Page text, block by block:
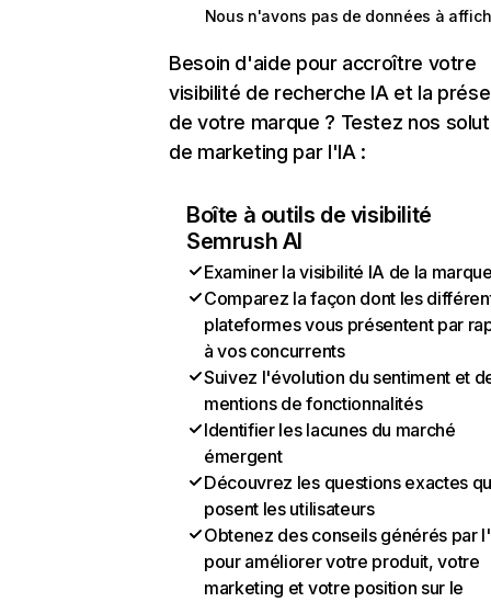
Nous n'avons pas de données à
Besoin d'aide pour accroître votre
visibilité de recherche IA et la
de votre marque ? Testez nos
de marketing par l'IA :
Boîte à outils de visibilité
Semrush AI
Examiner la visibilité IA de la
Comparez la façon dont les
plateformes vous présentent par
à vos concurrents
Suivez l'évolution du sentiment et
mentions de fonctionnalités
Identifier les lacunes du marché
émergent
Découvrez les questions exactes
posent les utilisateurs
Obtenez des conseils générés par
pour améliorer votre produit, votre
marketing et votre position sur le